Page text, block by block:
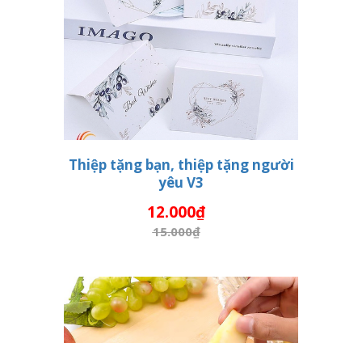
Thiệp tặng bạn, thiệp tặng người
yêu V3
12.000₫
15.000₫